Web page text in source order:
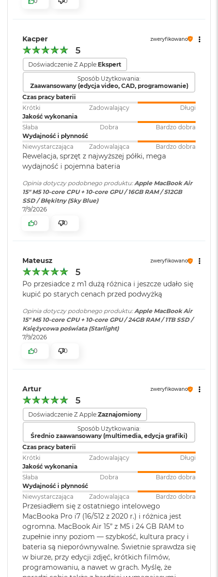
i
3
G
B
R
M
W
e
d
ł
u
g
p
o
e
m
n
o
ś
i
y
s
k
u
a
c
B
o
i
2
5
6
G
B
M
a
c
B
o
k
A
i
r
5
1
2
G
B
bezpieczeństwo i sprawne działanie.
KTO KOCHA IPHONE’A, POKOCHA I MACA– Mac świetnie
zdziałać cuda. Możesz skopiować coś na iPhonie i wkleić to
na Macu. Albo odebrać na Macu połączenie FaceTime i
wysłać z niego tekst przez apkę Wiadomości
Wyświetlacz
Wyświetlacz Liquid Retina
Wyświetlacz o przekątnej 15,3 cala z podświetleniem LED, w
technologii IPS1
Rozdzielczość natywna 2880 na 1864 piksele przy 224 pikselach na
Jasność 500 nitów
Kolory
Możliwość wyświetlania miliarda kolorów
Szeroka gama kolorów (P3)
Technologia True Tone
Chip
Apple M5
Apple M5 (10-rdzeniowy procesor CPU + 10-rdzeniowy procesor
GPU + 16-rdzeniowy system Neural Engine)
Akceleratory Neural Accelerator
Sprzętowa akceleracja ray tracingu
153 GB/s przepustowości pamięci
Silnik multimedialny
Sprzętowa akceleracja obsługi H.264, HEVC, ProRes i ProRes RAW
Silnik dekodowania wideo
Silnik kodowania wideo
Silnik kodujący i dekodujący format ProRes
Moduł Bluetooth :
pamięci:
NIE
Karta sieciowa
bezprzewodowa
WLAN:
Kamera
internetowa
Kamera 12MP Center Stage z
obsługą funkcji Widok blatu
Bateria:
Pojemność baterii: 66,5 Wh
Szybkie ładowanie:
zasilaczem USB-C o mocy 70W
Ładowanie i
rozbudowa:
Dwa porty Thunderbolt 4
(USB‑C) obsługujące:
Ładowanie,
Klawiatura
numeryczna
klawiatura:
TAK
Touch ID:
Obsługa
wyświetlaczy :
Obsługa maks. dwóch
wyświetlaczy zewnętrznych do
6K przy 60 Hz lub jednego
wyświetlacza do 8K przy 60 Hz.
Odtwarzanie wideo: Obsługiwane formaty: m.in.
HEVC, H.264, AV1 i ProRes; HDR z
Kacper zweryfikowano
5
Doświadczenie Z Apple:Ekspert
Sposób Użytkowania:
Zaawansowany (edycja video, CAD, programowanie)
Czas pracy baterii
Krótki
Zadowalający
Długi
Jakość wykonania
Słaba
Dobra
Bardzo dobra
Wydajność i płynność
Niewystarczająca
Zadowalająca Bardzo dobra
Rewelacja, sprzęt z najwyższej półki, mega
wydajność i pojemna bateria
Opinia dotyczy podobnego produktu: Apple MacBook Air
15" M5 10‑core CPU + 10‑core GPU / 16GB RAM / 512GB
SSD / Błękitny (Sky Blue)
7/9/2026
0
0
Mateusz zweryfikowano
5
Po przesiadce z m1 dużą różnica i jeszcze udało się
kupić po starych cenach przed podwyżką
Opinia dotyczy podobnego produktu:Apple MacBook Air
15" M5 10‑core CPU + 10‑core GPU / 24GB RAM / 1TB SSD /
Księżycowa poświata (Starlight)
7/9/2026
0
0
Artur zweryfikowano
5
Doświadczenie Z Apple:Zaznajomiony
Sposób Użytkowania:
Średnio zaawansowany (multimedia, edycja grafiki)
Czas pracy baterii
Krótki
Zadowalający
Długi
Jakość wykonania
Słaba
Dobra
Bardzo dobra
Wydajność i płynność
Niewystarczająca
Zadowalająca Bardzo dobra
Przesiadłem się z ostatniego intelowego
MacBooka Pro i7 (16/512 z 2020 r.) i różnica jest
ogromna. MacBook Air 15” z M5 i 24 GB RAM to
zupełnie inny poziom — szybkość, kultura pracy i
bateria są nieporównywalne. Świetnie sprawdza się
w biurze, przy edycji zdjęć, krótkich filmów,
programowaniu, a nawet w grach. Myślę, że